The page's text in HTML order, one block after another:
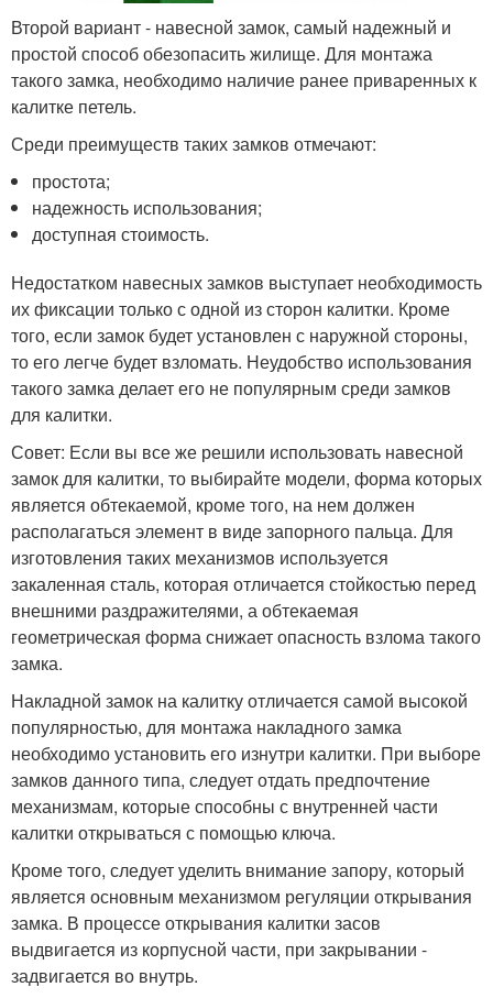
Второй вариант - навесной замок, самый надежный и
простой способ обезопасить жилище. Для монтажа
такого замка, необходимо наличие ранее приваренных к
калитке петель.
Среди преимуществ таких замков отмечают:
простота;
надежность использования;
доступная стоимость.
Недостатком навесных замков выступает необходимость
их фиксации только с одной из сторон калитки. Кроме
того, если замок будет установлен с наружной стороны,
то его легче будет взломать. Неудобство использования
такого замка делает его не популярным среди замков
для калитки.
Совет: Если вы все же решили использовать навесной
замок для калитки, то выбирайте модели, форма которых
является обтекаемой, кроме того, на нем должен
располагаться элемент в виде запорного пальца. Для
изготовления таких механизмов используется
закаленная сталь, которая отличается стойкостью перед
внешними раздражителями, а обтекаемая
геометрическая форма снижает опасность взлома такого
замка.
Накладной замок на калитку отличается самой высокой
популярностью, для монтажа накладного замка
необходимо установить его изнутри калитки. При выборе
замков данного типа, следует отдать предпочтение
механизмам, которые способны с внутренней части
калитки открываться с помощью ключа.
Кроме того, следует уделить внимание запору, который
является основным механизмом регуляции открывания
замка. В процессе открывания калитки засов
выдвигается из корпусной части, при закрывании -
задвигается во внутрь.